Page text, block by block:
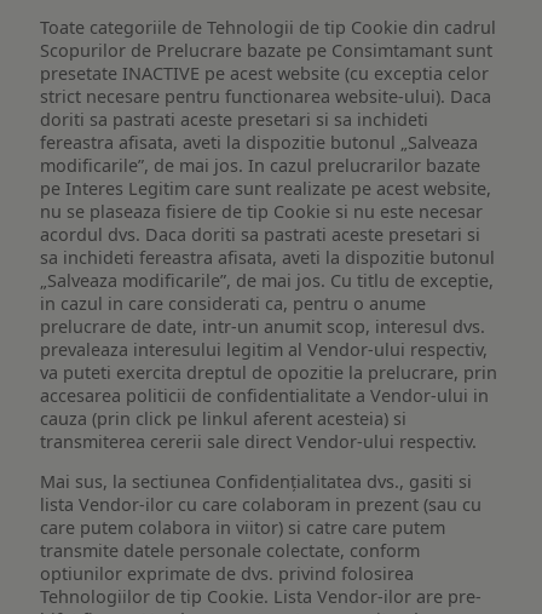
Toate categoriile de Tehnologii de tip Cookie din cadrul
Scopurilor de Prelucrare bazate pe Consimtamant sunt
presetate INACTIVE pe acest website (cu exceptia celor
strict necesare pentru functionarea website-ului). Daca
doriti sa pastrati aceste presetari si sa inchideti
fereastra afisata, aveti la dispozitie butonul „Salveaza
modificarile”, de mai jos. In cazul prelucrarilor bazate
pe Interes Legitim care sunt realizate pe acest website,
nu se plaseaza fisiere de tip Cookie si nu este necesar
acordul dvs. Daca doriti sa pastrati aceste presetari si
sa inchideti fereastra afisata, aveti la dispozitie butonul
„Salveaza modificarile”, de mai jos. Cu titlu de exceptie,
in cazul in care considerati ca, pentru o anume
prelucrare de date, intr-un anumit scop, interesul dvs.
prevaleaza interesului legitim al Vendor-ului respectiv,
va puteti exercita dreptul de opozitie la prelucrare, prin
accesarea politicii de confidentialitate a Vendor-ului in
cauza (prin click pe linkul aferent acesteia) si
transmiterea cererii sale direct Vendor-ului respectiv.
Mai sus, la sectiunea Confidențialitatea dvs., gasiti si
lista Vendor-ilor cu care colaboram in prezent (sau cu
care putem colabora in viitor) si catre care putem
transmite datele personale colectate, conform
optiunilor exprimate de dvs. privind folosirea
Tehnologiilor de tip Cookie. Lista Vendor-ilor are pre-